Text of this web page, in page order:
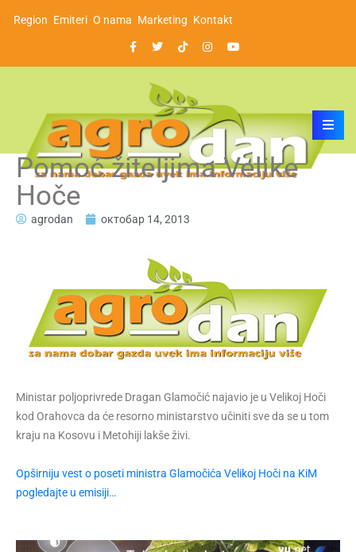
Region Emiteri O nama Marketing Kontakt
Pomoć žiteljima Velike
Hoče
agrodan октобар 14, 2013
Ministar poljoprivrede Dragan Glamočić najavio je u Velikoj Hoči
kod Orahovca da će resorno ministarstvo učiniti sve da se u tom
kraju na Kosovu i Metohiji lakše živi.
Opširniju vest o poseti ministra Glamočića Velikoj Hoči na KiM
pogledajte u emisiji…